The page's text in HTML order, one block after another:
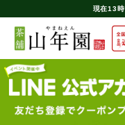
現在13時